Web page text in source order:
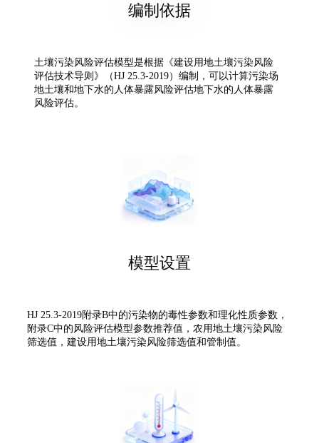
编制依据
土壤污染风险评估模型是根据《建设用地土壤污染风险
评估技术导则》（HJ 25.3-2019）编制，可以计算污染场
地土壤和地下水的人体暴露风险评估地下水的人体暴露
风险评估。
模型设置
HJ 25.3-2019附录B中的污染物的毒性参数和理化性质参数，
附录C中的风险评估模型参数推荐值，农用地土壤污染风险
筛选值，建设用地土壤污染风险筛选值和管制值。